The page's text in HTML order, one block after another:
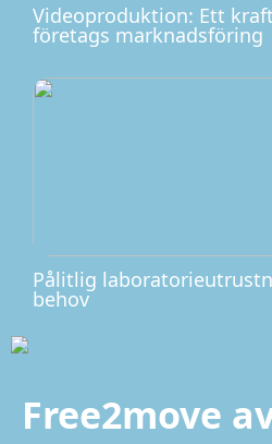
Videoproduktion: Ett
företags marknadsföring
Pålitlig
behov
Free2move